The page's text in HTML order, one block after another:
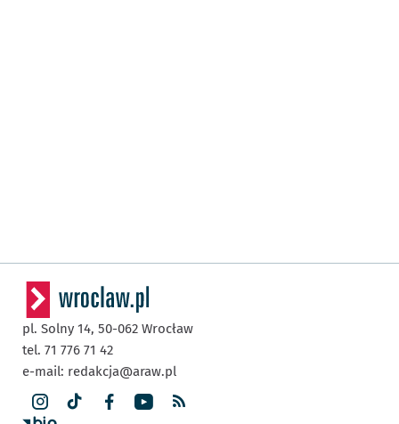
pl. Solny 14, 50-062 Wrocław
tel. 71 776 71 42
e-mail: redakcja@araw.pl